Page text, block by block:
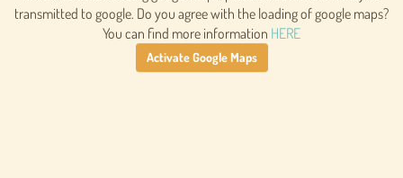
transmitted to google. Do you agree with the loading of google maps?
You can find more information HERE